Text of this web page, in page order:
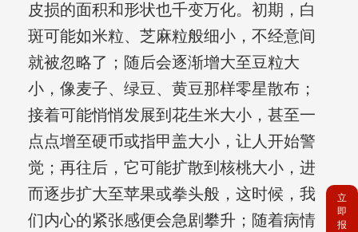
皮损的面积和形状也千变万化。初期，白
斑可能如米粒、芝麻粒般细小，不经意间
就被忽略了；随后会逐渐增大至豆粒大
小，像麦子、绿豆、黄豆那样零星散布；
接着可能悄悄发展到花生米大小，甚至一
点点增至硬币或指甲盖大小，让人开始警
觉；再往后，它可能扩散到核桃大小，进
而逐步扩大至苹果或拳头般，这时候，我
们内心的紧张感便会急剧攀升；随着病情
立
即
报